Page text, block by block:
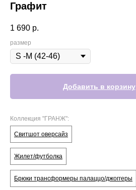
Графит
1 690 р.
размер
Добавить в корзину
Коллекция "ГРАНЖ":
Свитшот оверсайз
Жилет/футболка
Брюки трансформеры палаццо/джоггеры